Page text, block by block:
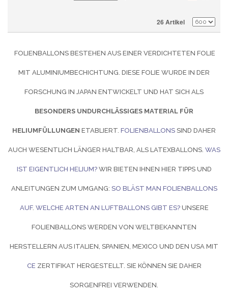
26 Artikel
FOLIENBALLONS BESTEHEN AUS EINER VERDICHTETEN FOLIE
MIT ALUMINIUMBECHICHTUNG. DIESE FOLIE WURDE IN DER
FORSCHUNG IN JAPAN ENTWICKELT UND HAT SICH ALS
BESONDERS UNDURCHLÄSSIGES MATERIAL FÜR
HELIUMFÜLLUNGEN ETABLIERT. FOLIENBALLONS SIND DAHER
AUCH WESENTLICH LÄNGER HALTBAR, ALS LATEXBALLONS. WAS
IST EIGENTLICH HELIUM?WIR BIETEN IHNEN HIER TIPPS UND
ANLEITUNGEN ZUM UMGANG: SO BLÄST MAN FOLIENBALLONS
AUF. WELCHE ARTEN AN LUFTBALLONS GIBT ES?UNSERE
FOLIENBALLONS WERDEN VON WELTBEKANNTEN
HERSTELLERN AUS ITALIEN, SPANIEN, MEXICO UND DEN USA MIT
CE ZERTIFIKAT HERGESTELLT. SIE KÖNNEN SIE DAHER
SORGENFREI VERWENDEN.